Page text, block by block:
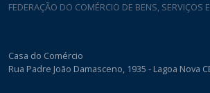
FEDERAÇÃO DO COMÉRCIO DE BENS, SERVIÇOS
Casa do Comércio
Rua Padre João Damasceno, 1935 - Lagoa Nova